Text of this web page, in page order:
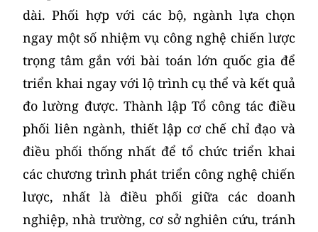
dài. Phối hợp với các bộ, ngành lựa chọn
ngay một số nhiệm vụ công nghệ chiến lược
trọng tâm gắn với bài toán lớn quốc gia để
triển khai ngay với lộ trình cụ thể và kết quả
đo lường được. Thành lập Tổ công tác điều
phối liên ngành, thiết lập cơ chế chỉ đạo và
điều phối thống nhất để tổ chức triển khai
các chương trình phát triển công nghệ chiến
lược, nhất là điều phối giữa các doanh
nghiệp, nhà trường, cơ sở nghiên cứu, tránh